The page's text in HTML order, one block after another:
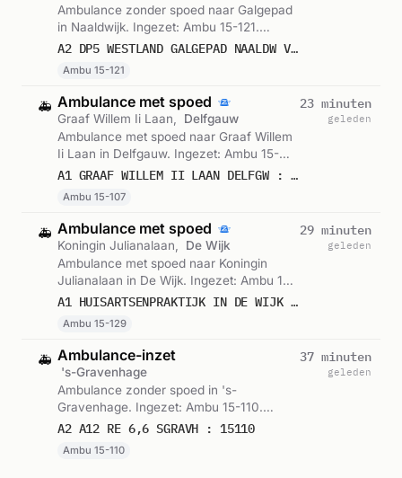
Ambulance zonder spoed naar Galgepad
in Naaldwijk. Ingezet: Ambu 15-121.
Gemeld om 10:03.
A2 DP5 WESTLAND GALGEPAD NAALDW VWS 15121
Ambu 15-121
🚑 Ambulance met spoed
Graaf Willem Ii Laan,
Delfgauw
Ambulance met spoed naar Graaf Willem
Ii Laan in Delfgauw. Ingezet: Ambu 15-
107. Gemeld om 09:58.
A1 GRAAF WILLEM II LAAN DELFGW : 15107
Ambu 15-107
23 minuten
geleden
🚑 Ambulance met spoed
Koningin Julianalaan,
De Wijk
Ambulance met spoed naar Koningin
Julianalaan in De Wijk. Ingezet: Ambu 15-
129. Gemeld om 09:52.
A1 HUISARTSENPRAKTIJK IN DE WIJK KONINGIN JULIANALAAN DELIER : 15129
Ambu 15-129
29 minuten
geleden
🚑 Ambulance-inzet
's-Gravenhage
Ambulance zonder spoed in 's-
Gravenhage. Ingezet: Ambu 15-110.
Gemeld om 09:45.
A2 A12 RE 6,6 SGRAVH : 15110
Ambu 15-110
37 minuten
geleden